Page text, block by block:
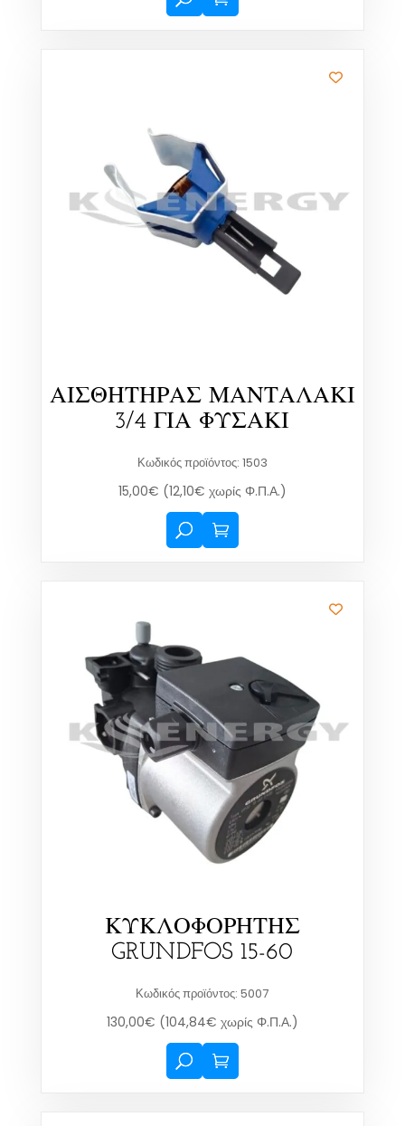
ΑΙΣΘΗΤΗΡΑΣ ΜΑΝΤΑΛΑΚΙ
3/4 ΓΙΑ ΦΥΣΑΚΙ
Κωδικός προϊόντος: 1503
15,00€ (12,10€ χωρίς Φ.Π.Α.)
ΚΥΚΛΟΦΟΡΗΤΗΣ
GRUNDFOS 15-60
Κωδικός προϊόντος: 5007
130,00€ (104,84€ χωρίς Φ.Π.Α.)